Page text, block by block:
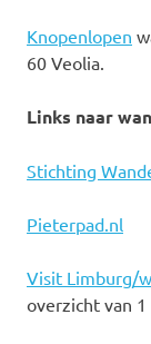
Knopenlopen
60 Veolia.
Links naar
Stichting
Pieterpad.nl
Visit Limburg/
overzicht van